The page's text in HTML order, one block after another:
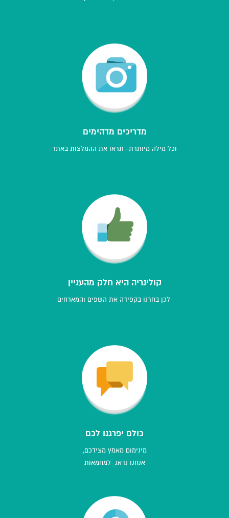
מדריכים מדהימים
וכל מילה מיותרת- תראו את ההמלצות באתר
קולינריה היא חלק מהעניין
לכן בחרנו בקפידה את השפים והמארחים
כולם יפרגנו לכם
מינימום מאמץ מצידכם,
אנחנו נדאג למחמאות